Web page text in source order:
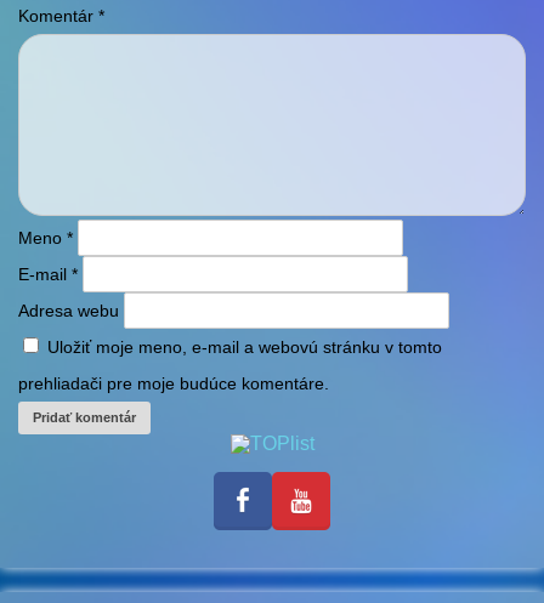
Komentár *
Meno *
E-mail *
Adresa webu
Uložiť moje meno, e-mail a webovú stránku v tomto
prehliadači pre moje budúce komentáre.